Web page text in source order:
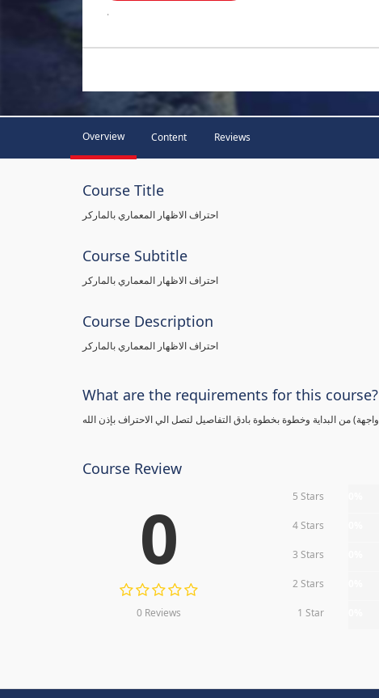
.
Overview Content Reviews
Course Title
احتراف الاظهار المعماري بالماركر
Course Subtitle
احتراف الاظهار المعماري بالماركر
Course Description
احتراف الاظهار المعماري بالماركر
What are the requirements for this course?
Course Review
0
0 Reviews
5 Stars
4 Stars
3 Stars
2 Stars
1 Star